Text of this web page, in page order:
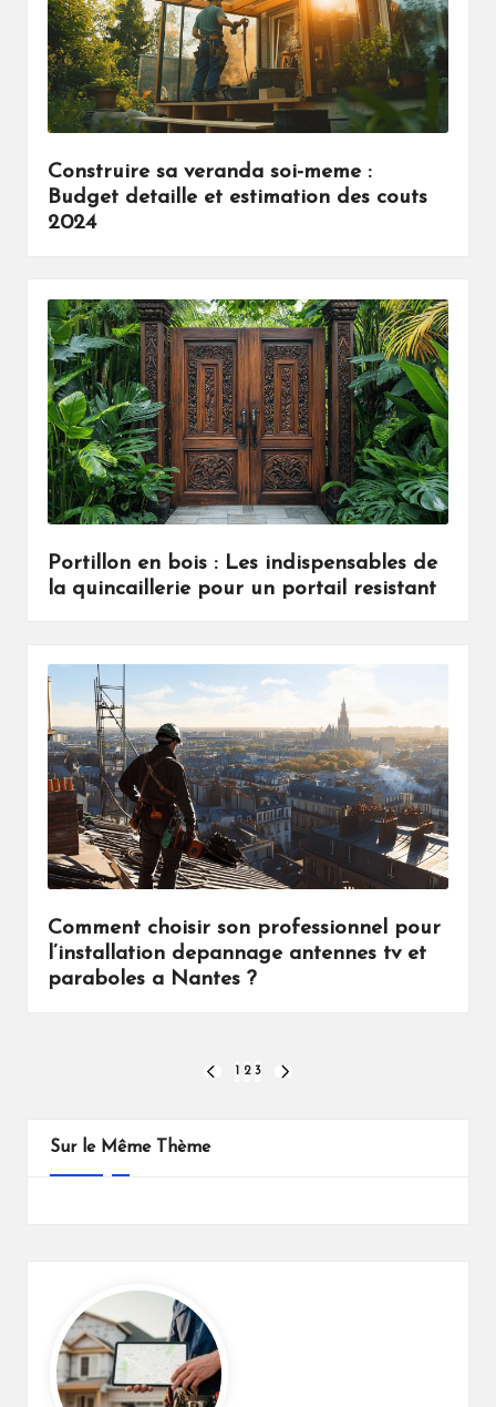
Construire sa veranda soi-meme :
Budget detaille et estimation des couts
2024
Portillon en bois : Les indispensables de
la quincaillerie pour un portail resistant
Comment choisir son professionnel pour
l’installation depannage antennes tv et
paraboles a Nantes ?
publications
PREVIOUS
2 3
Sur le Même Thème